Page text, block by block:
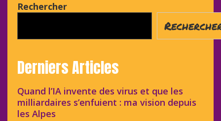
Rechercher
Derniers Articles
Quand l’IA invente des virus et que les
milliardaires s’enfuient : ma vision depuis
les Alpes